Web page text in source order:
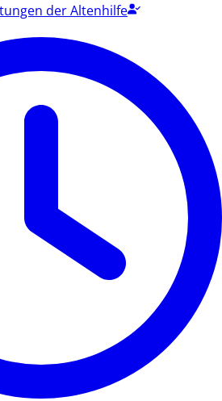
der Altenhilfe